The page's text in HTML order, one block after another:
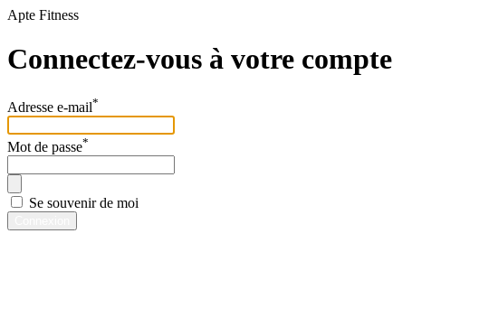
Apte Fitness
Connectez-vous à votre compte
Adresse e-mail*
Mot de passe*
Se souvenir de moi